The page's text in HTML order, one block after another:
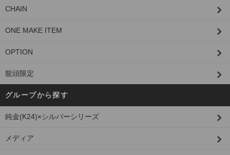
CHAIN
ONE MAKE ITEM
OPTION
龍頭限定
グループから探す
純金(K24)×シルバーシリーズ
メディア